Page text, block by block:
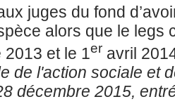
juges du fond
alors que le
2013 et le 1eravril
de l'action sociale et
décembre 2015,